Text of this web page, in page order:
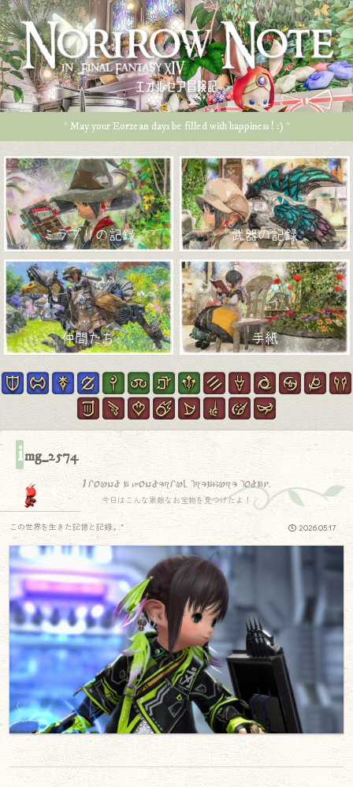
エオルゼア冒険記
* May your Eorzean days be filled with happiness ! :) *
ミラプリの記録 武器の記録
仲間たち 手紙
img_2574
I found a wonderful treasure today.
今日はこんな素敵なお宝物を見つけたよ！
2026.05.17
この世界を生きた記憶と記録.｡.:*